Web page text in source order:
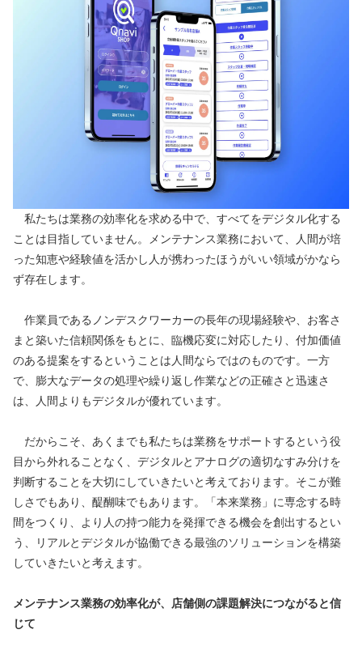
私たちは業務の効率化を求める中で、すべてをデジタル化する
ことは目指していません。メンテナンス業務において、人間が培
った知恵や経験値を活かし人が携わったほうがいい領域がかなら
ず存在します。
作業員であるノンデスクワーカーの長年の現場経験や、お客さ
まと築いた信頼関係をもとに、臨機応変に対応したり、付加価値
のある提案をするということは人間ならではのものです。一方
で、膨大なデータの処理や繰り返し作業などの正確さと迅速さ
は、人間よりもデジタルが優れています。
だからこそ、あくまでも私たちは業務をサポートするという役
目から外れることなく、デジタルとアナログの適切なすみ分けを
判断することを大切にしていきたいと考えております。そこが難
しさでもあり、醍醐味でもあります。「本来業務」に専念する時
間をつくり、より人の持つ能力を発揮できる機会を創出するとい
う、リアルとデジタルが協働できる最強のソリューションを構築
していきたいと考えます。
メンテナンス業務の効率化が、店舗側の課題解決につながると信
じて